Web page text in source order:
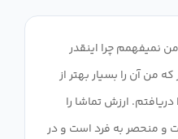
نمیفهمم چرا اینقدر
آن را بسیار بهتر از
دریافتم. ارزش تماشا را
و منحصر به فرد است و در